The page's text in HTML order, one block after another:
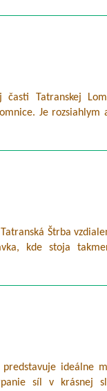
časti Tatranskej
Je rozsiahlym
Štrba
kde stoja
ideálne
síl v krásnej